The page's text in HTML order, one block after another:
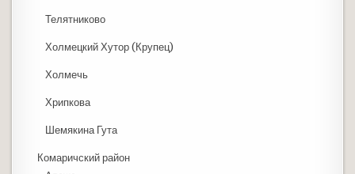
Телятниково
Холмецкий Хутор (Крупец)
Холмечь
Хрипкова
Шемякина Гута
Комаричский район